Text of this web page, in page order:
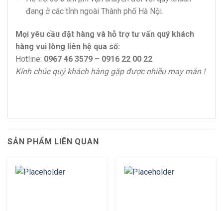
đang ở các tỉnh ngoài Thành phố Hà Nội.
Mọi yêu cầu đặt hàng và hỗ trợ tư vấn quý khách
hàng vui lòng liên hệ qua số:
Hotline: 0967 46 3579 – 0916 22 00 22
Kính chúc quý khách hàng gặp được nhiều may mắn !
SẢN PHẨM LIÊN QUAN